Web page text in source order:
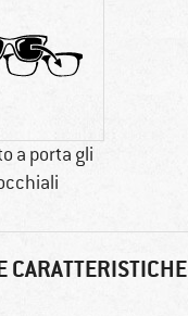
a porta gli
CARATTERISTICHE